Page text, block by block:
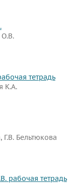
тетрадь
К.А.
Бельтюкова
рабочая тетрадь